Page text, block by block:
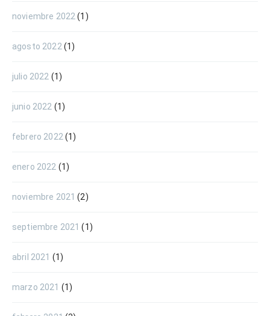
noviembre 2022 (1)
agosto 2022 (1)
julio 2022 (1)
junio 2022 (1)
febrero 2022 (1)
enero 2022 (1)
noviembre 2021 (2)
septiembre 2021 (1)
abril 2021 (1)
marzo 2021 (1)